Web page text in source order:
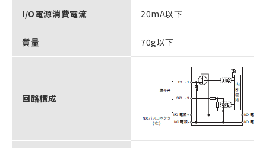
I/O電源消費電流 20mA以下
質量 70g以下
回路構成